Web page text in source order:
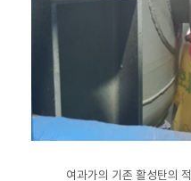
여과가의 기존 활성탄의